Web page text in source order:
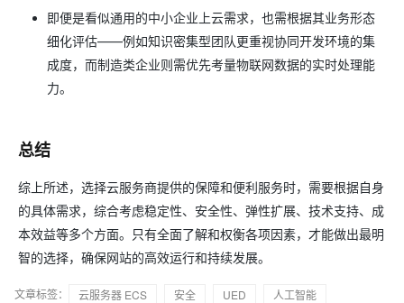
即便是看似通用的中小企业上云需求，也需根据其业务形态
细化评估——例如知识密集型团队更重视协同开发环境的集
成度，而制造类企业则需优先考量物联网数据的实时处理能
力。
总结
综上所述，选择云服务商提供的保障和便利服务时，需要根据自身
的具体需求，综合考虑稳定性、安全性、弹性扩展、技术支持、成
本效益等多个方面。只有全面了解和权衡各项因素，才能做出最明
智的选择，确保网站的高效运行和持续发展。
文章标签： 云服务器 ECS 安全 UED
人工智能